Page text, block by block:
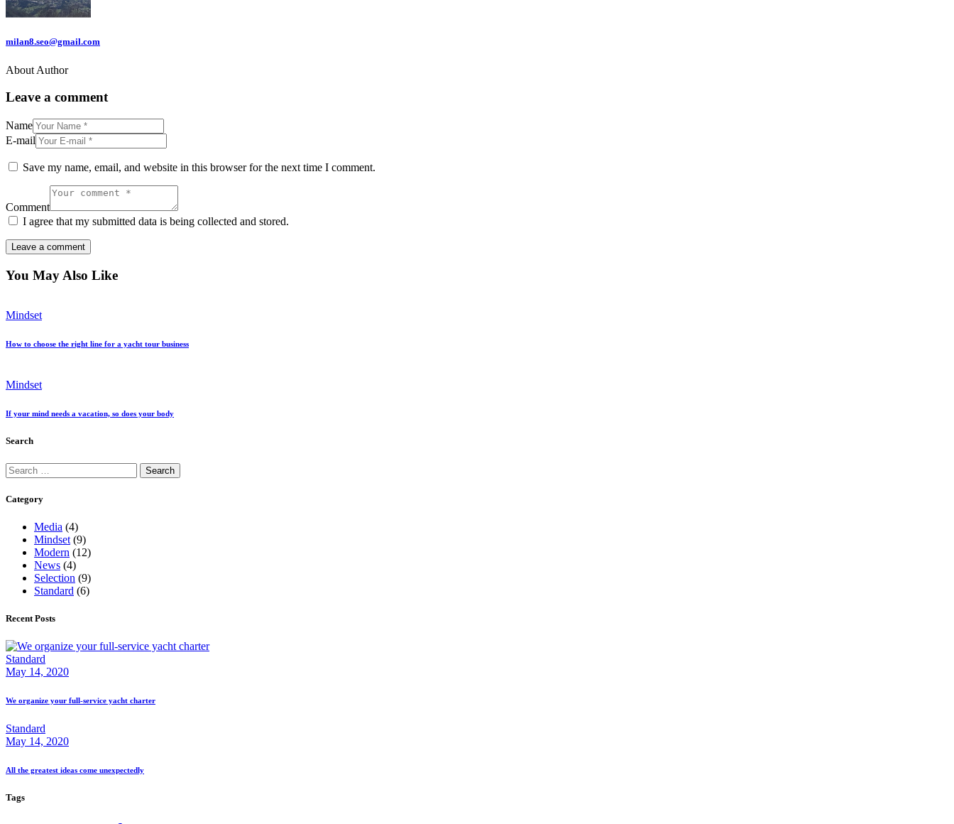
milan8.seo@gmail.com
About Author
Leave a comment
Name
E-mail
Save my name, email, and website in this browser for the next time I comment.
Comment
I agree that my submitted data is being collected and stored.
You May Also Like
Mindset
How to choose the right line for a yacht tour business
Mindset
If your mind needs a vacation, so does your body
Search
Category
Media (4)
Mindset (9)
Modern (12)
News (4)
Selection (9)
Standard (6)
Recent Posts
Standard
May 14, 2020
We organize your full-service yacht charter
Standard
May 14, 2020
All the greatest ideas come unexpectedly
Tags